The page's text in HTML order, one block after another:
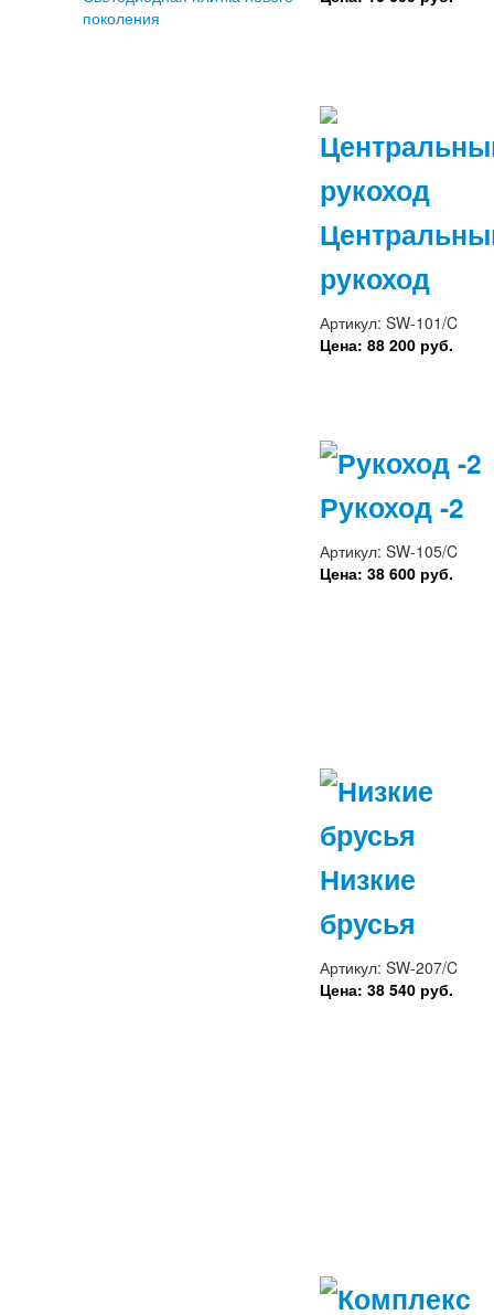
поколения
рукоход
Артикул: SW-101/C
Цена: 88 200 руб.
Рукоход -2
Артикул: SW-105/C
Цена: 38 600 руб.
Низкие
брусья
Артикул: SW-207/C
Цена: 38 540 руб.